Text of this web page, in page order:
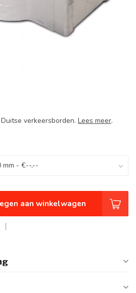
verkeersborden. Lees meer.
aan winkelwagen